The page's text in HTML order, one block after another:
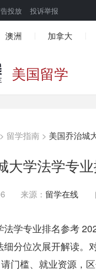
投放 投诉举报
澳洲 加拿大
美国留学
> 留学指南 > 美国乔治城
大学法学专
来源： 留学在线
法学专业排名参考
细分位次展开解读。
门槛、就业资源，